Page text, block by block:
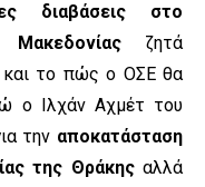
διαβάσεις στο
ζητά
και το πώς ο ΟΣΕ θα
ο Ιλχάν Αχμέτ του
την αποκατάσταση
της Θράκηςαλλά